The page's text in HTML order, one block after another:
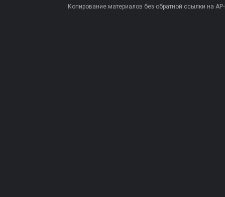
Копирование материалов без обратной ссылки на